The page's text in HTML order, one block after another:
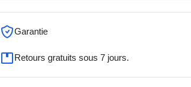
Garantie
Retours gratuits sous 7 jours.